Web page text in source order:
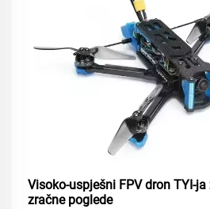
Visoko-uspješni FPV dron TYI-
zračne poglede